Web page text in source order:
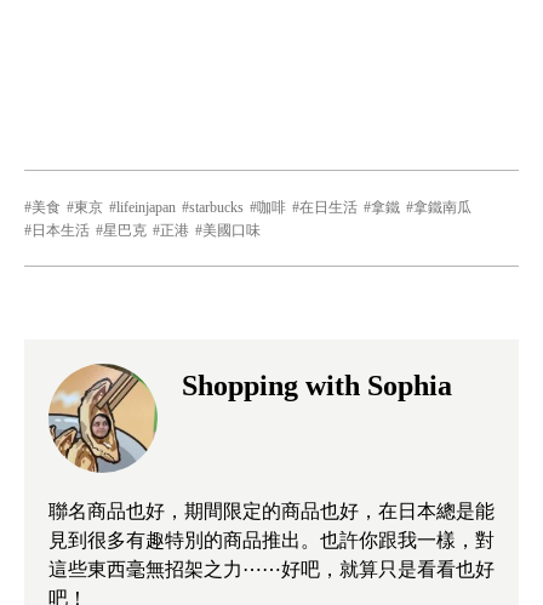
美食 東京 lifeinjapan starbucks 咖啡 在日生活 拿鐵
拿鐵南瓜
日本生活
星巴克 正港 美國口味
Shopping with Sophia
聯名商品也好，期間限定的商品也好，在日本總是能
見到很多有趣特別的商品推出。也許你跟我一樣，對
這些東西毫無招架之力⋯⋯好吧，就算只是看看也好
吧！